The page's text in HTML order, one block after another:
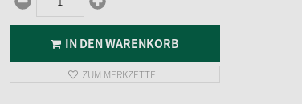
IN DEN WARENKORB
ZUM MERKZETTEL